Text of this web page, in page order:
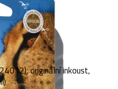
originální inkoust,